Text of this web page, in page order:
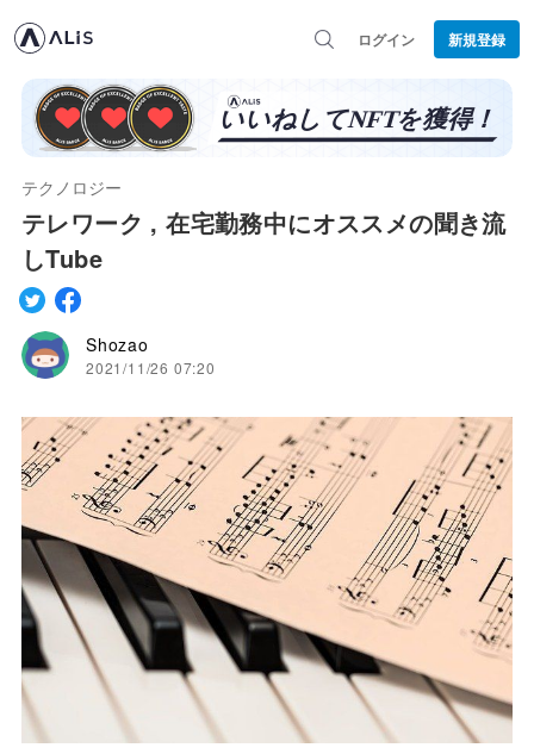
ログイン 新規登録
テクノロジー
テレワーク , 在宅勤務中にオススメの聞き流
しTube
Shozao
2021/11/26 07:20